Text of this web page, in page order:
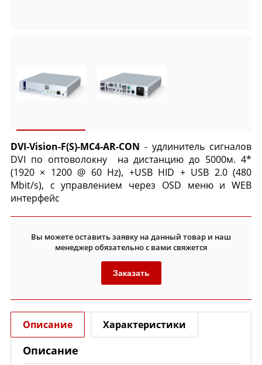
DVI-Vision-F(S)-MC4-AR-CON - удлинитель сигналов
DVI по оптоволокну на дистанцию до 5000м. 4*
(1920 × 1200 @ 60 Hz), +USB HID + USB 2.0 (480
Mbit/s), c управлением через OSD меню и WEB
интерфейс
Вы можете оставить заявку на данный товар и наш
менеджер обязательно с вами свяжется
Заказать
Описание Характеристики
Описание